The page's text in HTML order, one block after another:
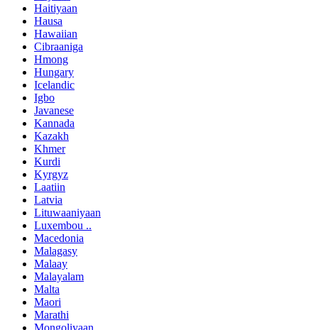
Haitiyaan
Hausa
Hawaiian
Cibraaniga
Hmong
Hungary
Icelandic
Igbo
Javanese
Kannada
Kazakh
Khmer
Kurdi
Kyrgyz
Laatiin
Latvia
Lituwaaniyaan
Luxembou ..
Macedonia
Malagasy
Malaay
Malayalam
Malta
Maori
Marathi